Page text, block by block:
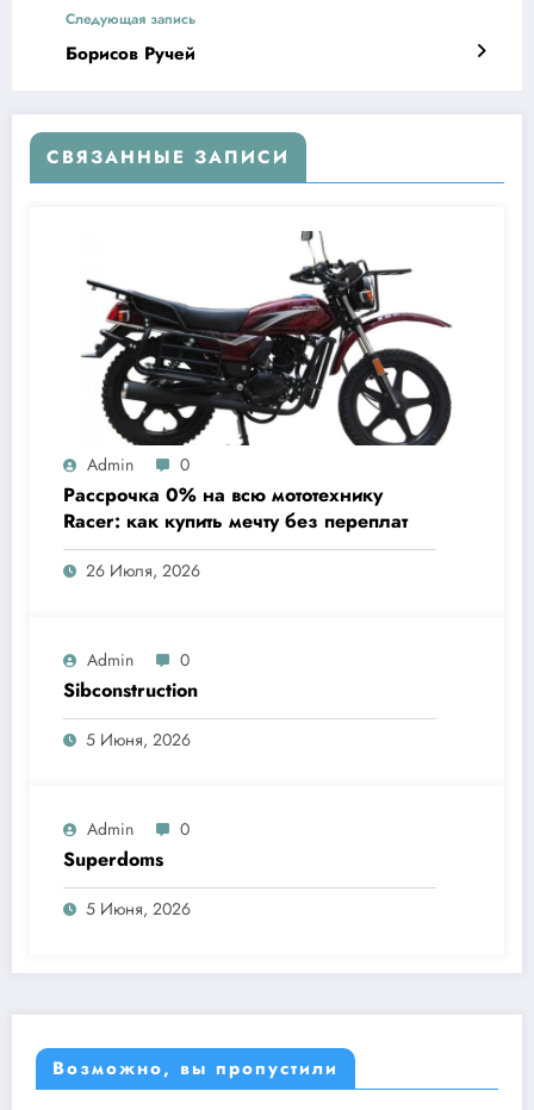
Следующая запись
Борисов Ручей
СВЯЗАННЫЕ ЗАПИСИ
Admin 0
Рассрочка 0% на всю мототехнику
Racer: как купить мечту без переплат
26 Июля, 2026
Admin 0
Sibconstruction
5 Июня, 2026
Admin 0
Superdoms
5 Июня, 2026
Возможно, вы пропустили